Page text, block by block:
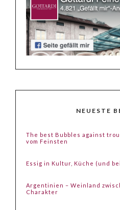
NEUESTE
The best Bubbles against
vom Feinsten
Essig in Kultur, Küche (und
Argentinien – Weinland
Charakter